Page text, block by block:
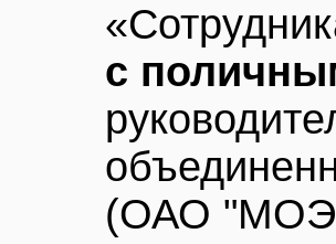
с
(ОАО